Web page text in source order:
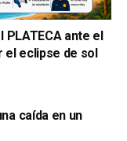
PLATECA ante el
el eclipse de sol
caída en un